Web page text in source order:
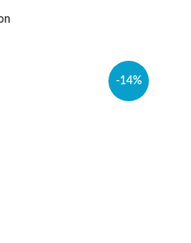
-14%